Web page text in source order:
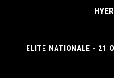
ELITE NATIONALE - 21